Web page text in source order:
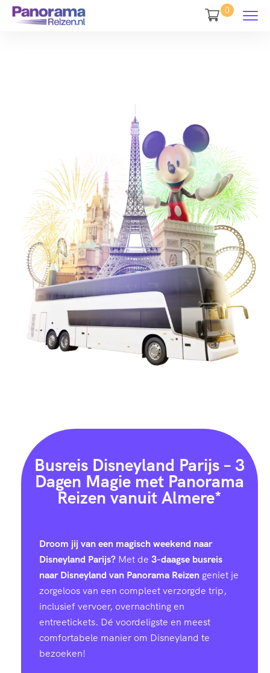
0
Busreis Disneyland Parijs – 3
Dagen Magie met Panorama
Reizen vanuit Almere*
Droom jij van een magisch weekend naar
Disneyland Parijs? Met de 3-daagse busreis
naar Disneyland van Panorama Reizen geniet je
zorgeloos van een compleet verzorgde trip,
inclusief vervoer, overnachting en
entreetickets. Dé voordeligste en meest
comfortabele manier om Disneyland te
bezoeken!
0
6
8
1
4
7
9
8
9
3
6
0
4
7
1
5
2
6
9
3
7
0